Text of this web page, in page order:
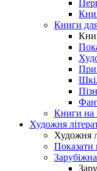
Книги
Книги на
Художня
Художня
Показати